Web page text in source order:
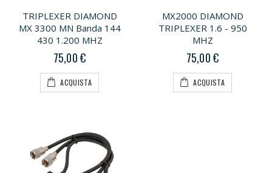
TRIPLEXER DIAMOND
MX 3300 MN Banda 144
430 1.200 MHZ
75,00 €
ACQUISTA
MX2000 DIAMOND
TRIPLEXER 1.6 - 950
MHZ
75,00 €
ACQUISTA